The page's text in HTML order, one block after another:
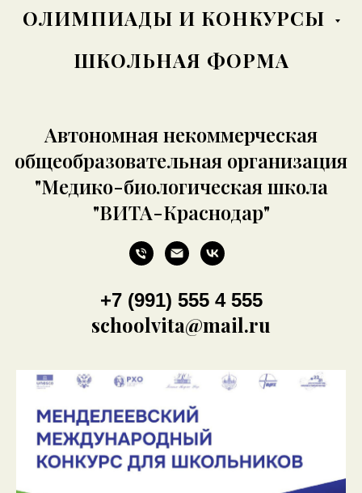
ОЛИМПИАДЫ И КОНКУРСЫ
ШКОЛЬНАЯ ФОРМА
Автономная некоммерческая
общеобразовательная организация
"Медико-биологическая школа
"ВИТА-Краснодар"
+7 (991) 555 4 555
schoolvita@mail.ru